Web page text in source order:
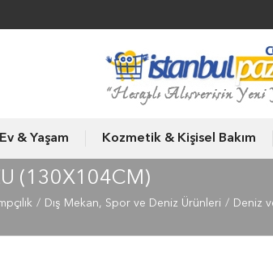
Ev & Yaşam Kozmetik & Kişisel Bakım
(130X104CM)
Dış Mekan, Spor ve Deniz Ürünleri Deniz